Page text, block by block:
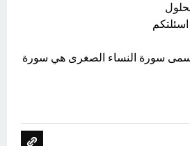
سورة النساء الصغرى هي سورة